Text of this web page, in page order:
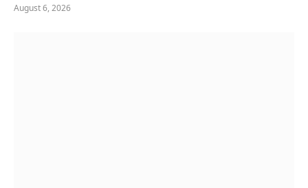
August 6, 2026